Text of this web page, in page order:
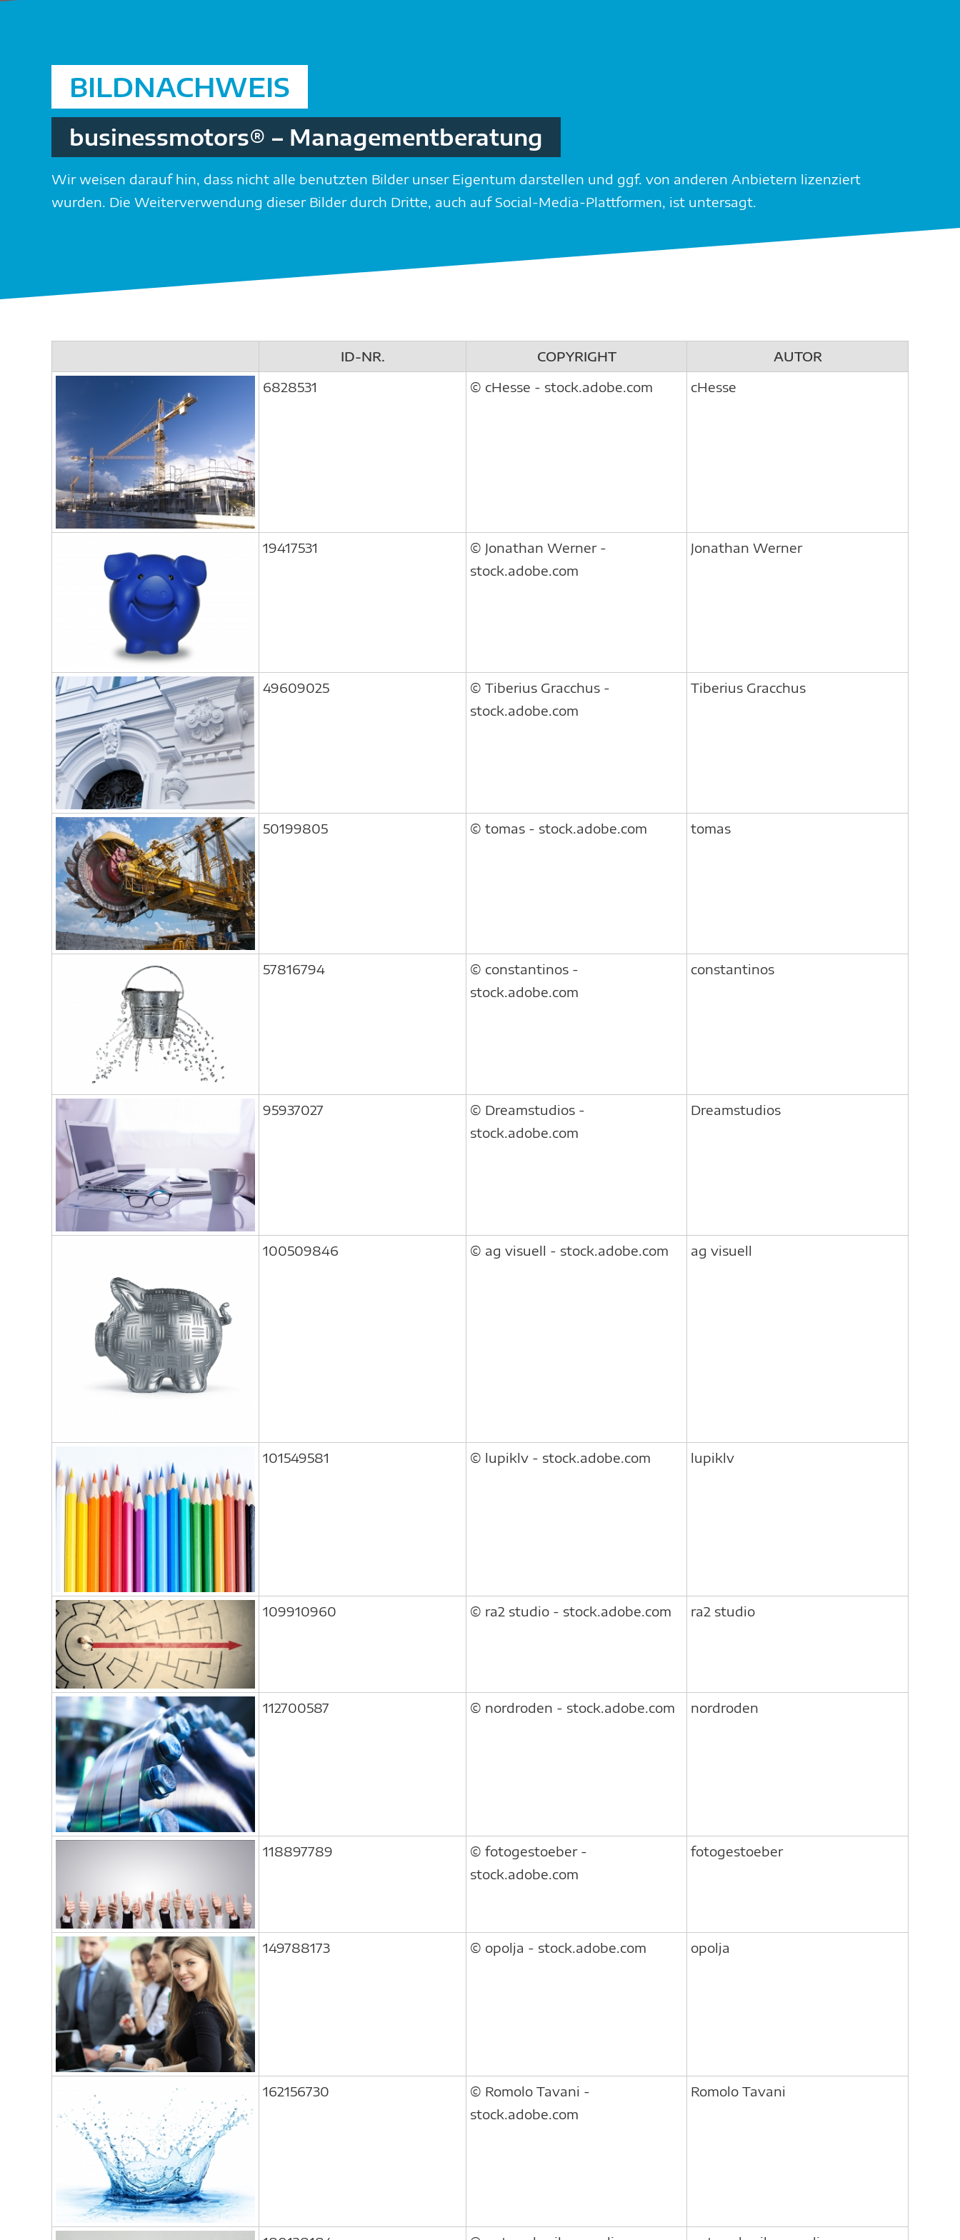
BILDNACHWEIS
businessmotors® – Management­beratung
Wir weisen darauf hin, dass nicht alle benutzten Bilder unser Eigentum darstellen und ggf. von anderen Anbietern lizenziert
wurden. Die Weiterverwendung dieser Bilder durch Dritte, auch auf Social-Media-Plattformen, ist untersagt.
ID-NR. COPYRIGHT
AUTOR
6828531
© cHesse - stock.adobe.com cHesse
19417531
© Jonathan Werner -
stock.adobe.com
Jonathan Werner
49609025
© Tiberius Gracchus -
stock.adobe.com
Tiberius Gracchus
50199805 © tomas - stock.adobe.com tomas
57816794
© constantinos -
stock.adobe.com
constantinos
95937027
© Dreamstudios -
stock.adobe.com
Dreamstudios
100509846 © ag visuell - stock.adobe.com ag visuell
101549581 © lupiklv - stock.adobe.com lupiklv
109910960 © ra2 studio - stock.adobe.com ra2 studio
112700587 © nordroden - stock.adobe.com nordroden
118897789
© fotogestoeber -
stock.adobe.com
fotogestoeber
149788173 © opolja - stock.adobe.com opolja
162156730
© Romolo Tavani -
stock.adobe.com
Romolo Tavani